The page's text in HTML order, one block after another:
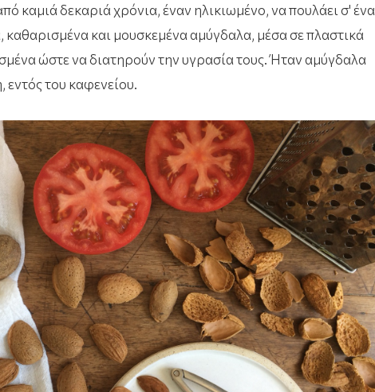
καμιά δεκαριά χρόνια, έναν ηλικιωμένο, να πουλάει σ' ένα
καθαρισμένα και μουσκεμένα αμύγδαλα, μέσα σε πλαστικά
ώστε να διατηρούν την υγρασία τους. Ήταν αμύγδαλα
του καφενείου.